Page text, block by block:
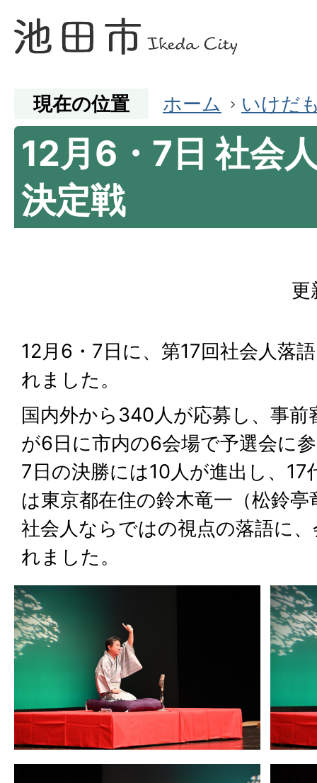
現在の位置 ホーム いけだ
12月6・7日 社会
決定戦
更
12月6・7日に、第17回社会人落
れました。
国内外から340人が応募し、事
が6日に市内の6会場で予選会に
7日の決勝には10人が進出し、17
は東京都在住の鈴木竜一（松鈴
社会人ならではの視点の落語に
れました。